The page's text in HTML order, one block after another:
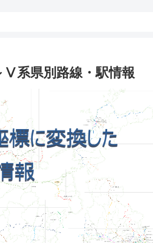
系県別路線・駅情報